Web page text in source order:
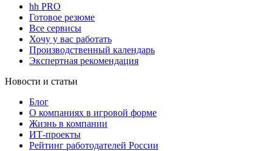
hh PRO
Готовое резюме
Все сервисы
Хочу у вас работать
Производственный календарь
Экспертная рекомендация
Новости и статьи
Блог
О компаниях в игровой форме
Жизнь в компании
ИТ-проекты
Рейтинг работодателей России